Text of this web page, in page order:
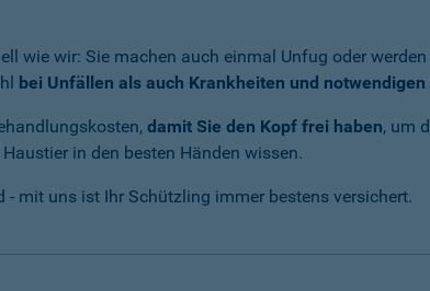
wie wir: Sie machen auch einmal Unfug oder
bei Unfällen als auch Krankheiten und notwendigen
damit Sie den Kopf frei haben, um
in den besten Händen wissen.
mit uns ist Ihr Schützling immer bestens versichert.